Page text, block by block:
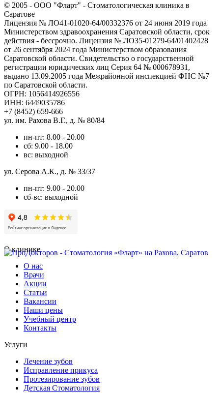
© 2005 - ООО "Фларт" - Стоматологическая клиника в
Саратове
Лицензия № ЛО41-01020-64/00332376 от 24 июня 2019 года
Министерством здравоохранения Саратовской области, срок
действия - бессрочно. Лицензия № ЛО35-01279-64/01402428
от 26 сентября 2024 года Министерством образования
Саратовской области. Свидетельство о государственной
регистрации юридических лиц Серия 64 № 000678931,
выдано 13.09.2005 года Межрайонной инспекцией ФНС №7
по Саратовской области.
ОГРН: 1056414926556
ИНН: 6449035786
+7 (8452) 659-666
ул. им. Рахова В.Г., д. № 80/84
пн-пт: 8.00 - 20.00
сб: 9.00 - 18.00
вс: выходной
ул. Серова А.К., д. № 33/37
пн-пт: 9.00 - 20.00
сб-вс: выходной
О клинике
О нас
Врачи
Акции
Статьи
Вакансии
Наши цены
Учебный центр
Контакты
Услуги
Лечение зубов
Исправление прикуса
Протезирование зубов
Детская Стоматология